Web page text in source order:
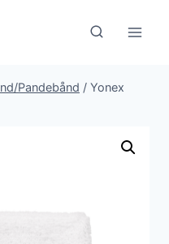
Pandebånd / Yonex